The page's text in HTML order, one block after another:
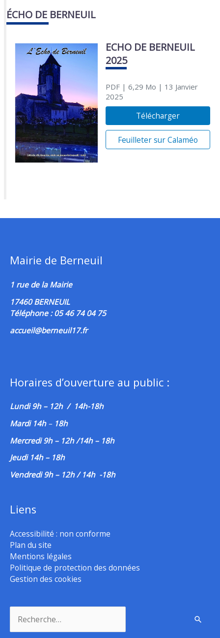
ÉCHO DE BERNEUIL
ECHO DE BERNEUIL
2025
PDF| 6,29 Mo | 13 Janvier
2025
Télécharger
Feuilleter sur Calaméo
Mairie de Berneuil
1 rue de la Mairie
17460 BERNEUIL
Téléphone : 05 46 74 04 75
accueil@berneuil17.fr
Horaires d’ouverture au public :
Lundi 9h – 12h / 14h-18h
Mardi 14h– 18h
Mercredi 9h – 12h /14h – 18h
Jeudi 14h – 18h
Vendredi 9h – 12h / 14h -18h
Liens
Accessibilité : non conforme
Plan du site
Mentions légales
Politique de protection des données
Gestion des cookies